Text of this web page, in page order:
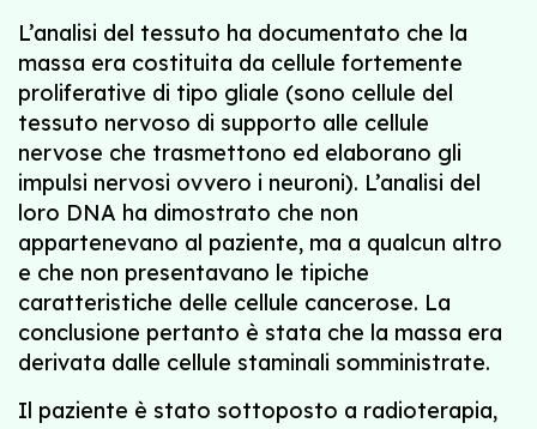
L’analisi del tessuto ha documentato che la
massa era costituita da cellule fortemente
proliferative di tipo gliale (sono cellule del
tessuto nervoso di supporto alle cellule
nervose che trasmettono ed elaborano gli
impulsi nervosi ovvero i neuroni). L’analisi del
loro DNA ha dimostrato che non
appartenevano al paziente, ma a qualcun altro
e che non presentavano le tipiche
caratteristiche delle cellule cancerose. La
conclusione pertanto è stata che la massa era
derivata dalle cellule staminali somministrate.
Il paziente è stato sottoposto a radioterapia,